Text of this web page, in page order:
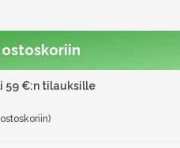
ostoskoriin
59 €:n tilauksille